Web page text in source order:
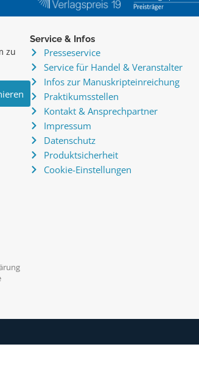
zu
Service & Infos
Presseservice
Service für Handel & Veranstalter
Infos zur Manuskripteinreichung
Praktikumsstellen
Kontakt & Ansprechpartner
Impressum
Datenschutz
Produktsicherheit
Cookie-Einstellungen